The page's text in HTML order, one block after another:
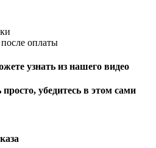
оплаты
узнать из нашего видео
просто, убедитесь в этом сами